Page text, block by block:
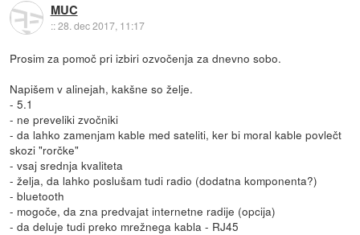
MUC
::28. dec 2017, 11:17
Prosim za pomoč pri izbiri ozvočenja za dnevno sobo.
Napišem v alinejah, kakšne so želje.
- 5.1
- ne preveliki zvočniki
- da lahko zamenjam kable med sateliti, ker bi moral kable povlečt
skozi "rorčke"
- vsaj srednja kvaliteta
- želja, da lahko poslušam tudi radio (dodatna komponenta?)
- bluetooth
- mogoče, da zna predvajat internetne radije (opcija)
- da deluje tudi preko mrežnega kabla - RJ45